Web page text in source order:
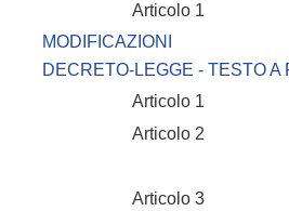
Articolo 1
MODIFICAZIONI
DECRETO-LEGGE - TESTO A
Articolo 1
Articolo 2
Articolo 3